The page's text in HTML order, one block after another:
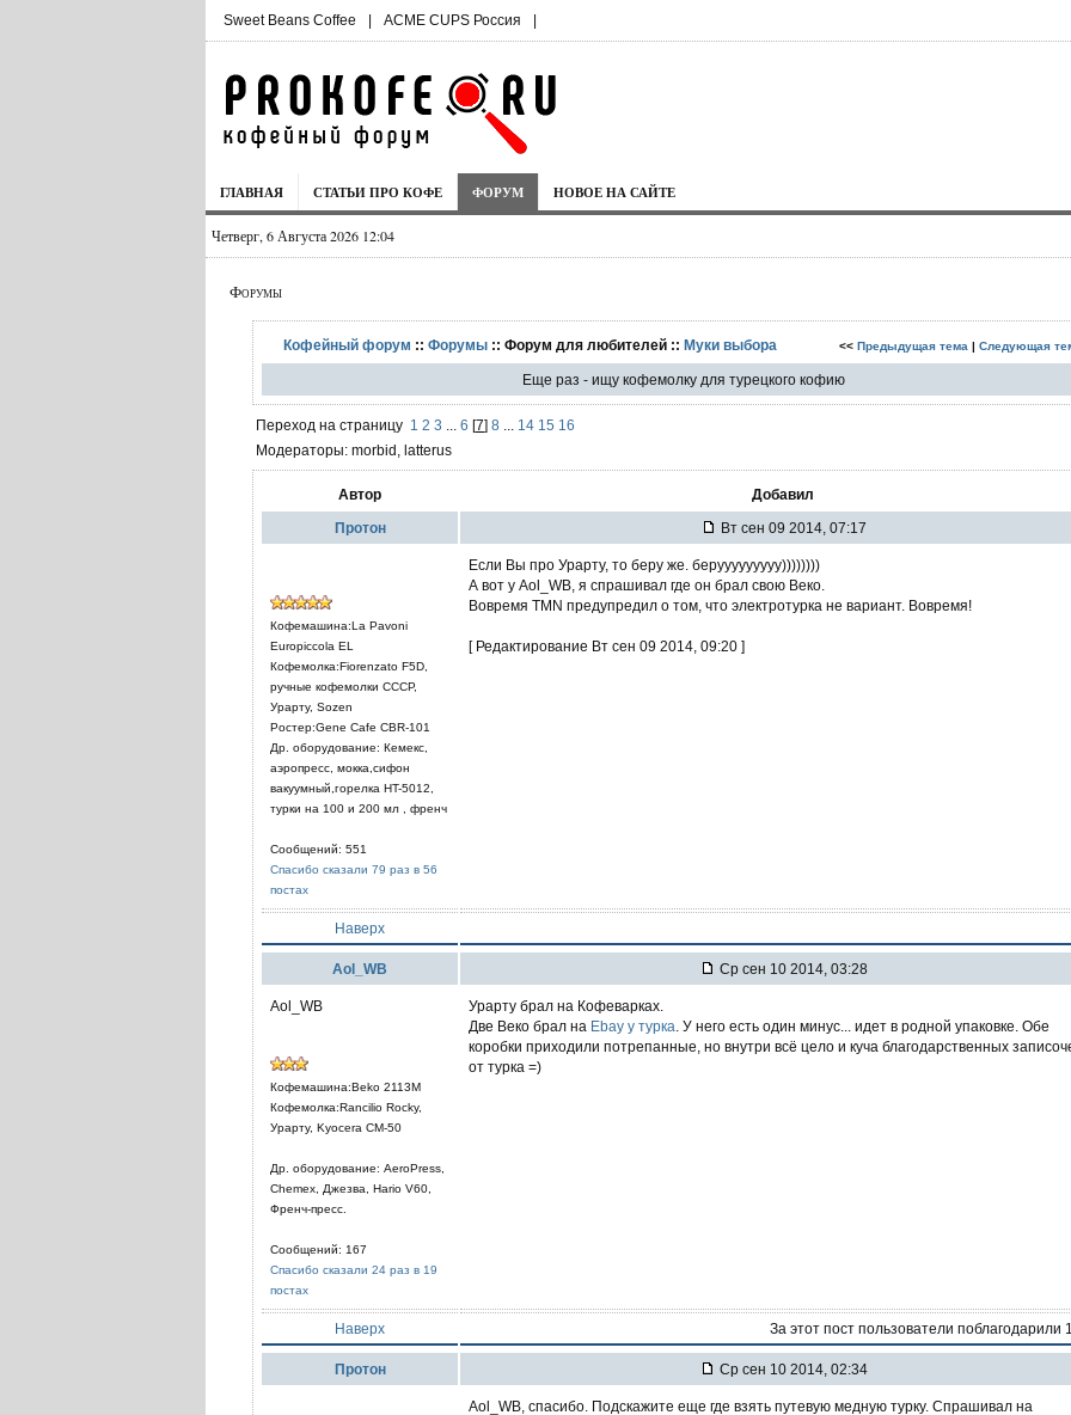
Sweet Beans Coffee | ACME CUPS Россия |
ГЛАВНАЯ СТАТЬИ ПРО КОФЕ ФОРУМ НОВОЕ НА САЙТЕ
Четверг, 6 Августа 2026 12:04
Форумы
Кофейный форум :: Форумы:: Форум для любителей :: Муки выбора << Предыдущая тема | Следующая
Еще раз - ищу кофемолку для турецкого кофию
Переход на страницу 1 2 3 6 [7] 8 14 15 16
Модераторы: morbid, latterus
Автор Добавил
Протон Вт сен 09 2014, 07:17
Кофемашина:La Pavoni
Europiccola EL
Кофемолка:Fiorenzato F5D,
ручные кофемолки СССР,
Урарту, Sozen
Ростер:Gene Cafe CBR-101
Др. оборудование: Кемекс,
аэропресс, мокка,сифон
вакуумный,горелка HT-5012,
турки на 100 и 200 мл , френч
Сообщений: 551
Спасибо сказали 79 раз в 56
постах
Если Вы про Урарту, то беру же. берууууууууу))))))))
А вот у Aol_WB, я спрашивал где он брал свою Веко.
Вовремя ТМN предупредил о том, что электротурка не вариант. Вовремя!
[ Редактирование Вт сен 09 2014, 09:20 ]
Наверх
Aol_WB Ср сен 10 2014, 03:28
Aol_WB
Кофемашина:Beko 2113M
Кофемолка:Rancilio Rocky,
Урарту, Kyocera CM-50
Др. оборудование: AeroPress,
Chemex, Джезва, Hario V60,
Френч-пресс.
Сообщений: 167
Спасибо сказали 24 раз в 19
постах
Урарту брал на Кофеварках.
Две Веко брал на Ebay у турка . У него есть один минус... идет в родной упаковке. Обе
коробки приходили потрепанные, но внутри всё цело и куча благодарственных
от турка =)
Наверх За этот пост пользователи поблагодарили
Протон Ср сен 10 2014, 02:34
Aol_WB, cпасибо. Подскажите еще где взять путевую медную турку. Спрашивал на